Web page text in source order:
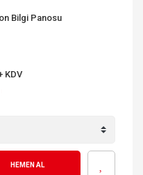
Bilgi Panosu
KDV
HEMEN AL